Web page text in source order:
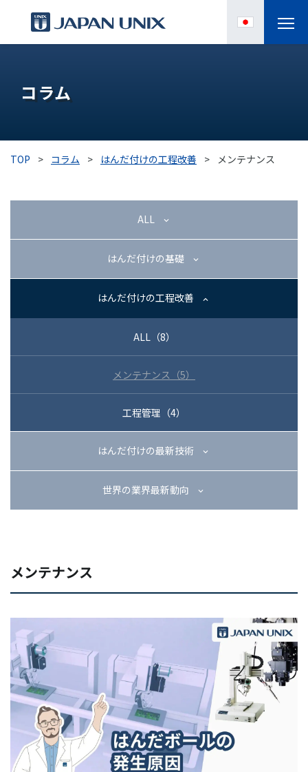
IPC
導入事例
お問い合わせ
コラム
TOP > コラム > はんだ付けの工程改善 > メンテナンス
ALL
はんだ付けの基礎
はんだ付けの工程改善
ALL（8）
メンテナンス（5）
工程管理（4）
はんだ付けの最新技術
世界の業界最新動向
メンテナンス